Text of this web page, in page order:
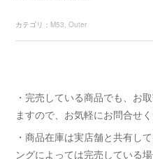
カテゴリ ： M53 Outer
・完売している商品でも、お
ますので、お気軽にお問合せく
・商品在庫は実店舗と共有し
ングによっては完売している場